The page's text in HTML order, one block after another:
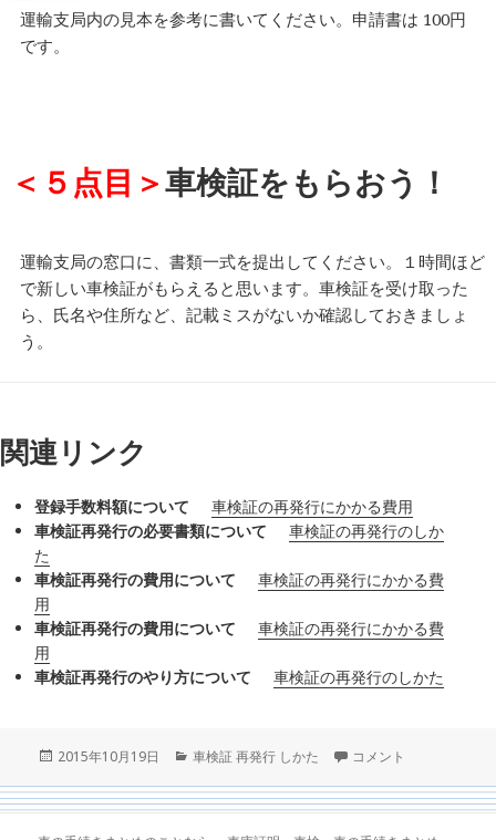
運輸支局内の見本を参考に書いてください。申請書は 100円
です。
＜５点目＞車検証をもらおう！
運輸支局の窓口に、書類一式を提出してください。１時間ほど
で新しい車検証がもらえると思います。車検証を受け取った
ら、氏名や住所など、記載ミスがないか確認しておきましょ
う。
関連リンク
登録手数料額について
車検証の再発行にかかる費用
車検証再発行の必要書類について
車検証の再発行のしか
た
車検証再発行の費用について
車検証の再発行にかかる費
用
車検証再発行の費用について
車検証の再発行にかかる費
用
車検証再発行のやり方について
車検証の再発行のしかた
投
日:
2015年10月19日
カ
ゴ
リ
ー
車検証 再発行 しかた 車検証の再発行のしか
コメント